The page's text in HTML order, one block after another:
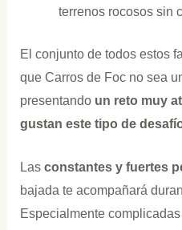
terrenos rocosos sin
El conjunto de todos estos
que Carros de Foc no sea
presentando un reto muy
gustan este tipo de
Las constantes y fuertes
bajada te acompañará
Especialmente